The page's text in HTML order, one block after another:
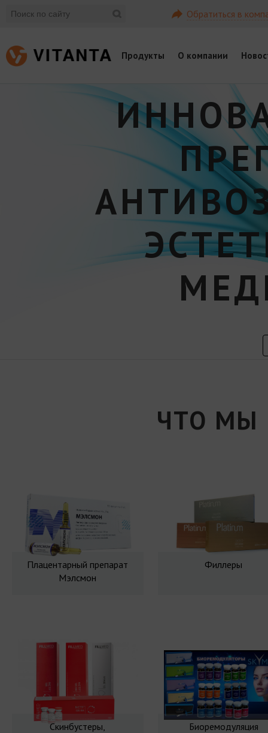
Обратиться в
Продукты О компании
ЧТО МЫ
Плацентарный препарат
Мэлсмон
Филлеры
Скинбустеры,
Биоремодуляция